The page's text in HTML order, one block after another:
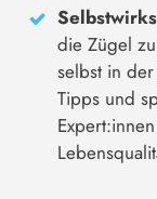
die Zügel
selbst in
Tipps und